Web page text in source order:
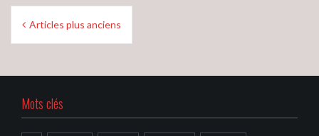
Navigation
desArticles plus anciens
Mots clés